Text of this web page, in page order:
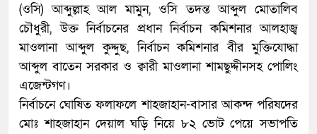
(ওসি) আব্দুল্লাহ আল মামুন, ওসি তদন্ত আব্দুল মোতালিব
চৌধুরী, উক্ত নির্বাচনের প্রধান নির্বাচন কমিশনার আলহাজ্ব
মাওলানা আব্দুল কুদ্দুছ, নির্বাচন কমিশনার বীর মুক্তিযোদ্ধা
আব্দুল বাতেন সরকার ও ক্বারী মাওলানা শামছুদ্দীনসহ পোলিং
এজেন্টগণ।
নির্বাচনে ঘোষিত ফলাফলে শাহজাহান-বাসার আকন্দ পরিষদের
মোঃ শাহজাহান দেয়াল ঘড়ি নিয়ে ৮২ ভোট পেয়ে সভাপতি